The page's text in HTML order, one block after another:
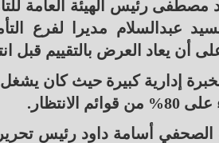
يعاد العرض بالتقييم قبل
بخبرة إدارية كبيرة حيث كان
الانتظار.
الصحفي أسامة داود رئيس